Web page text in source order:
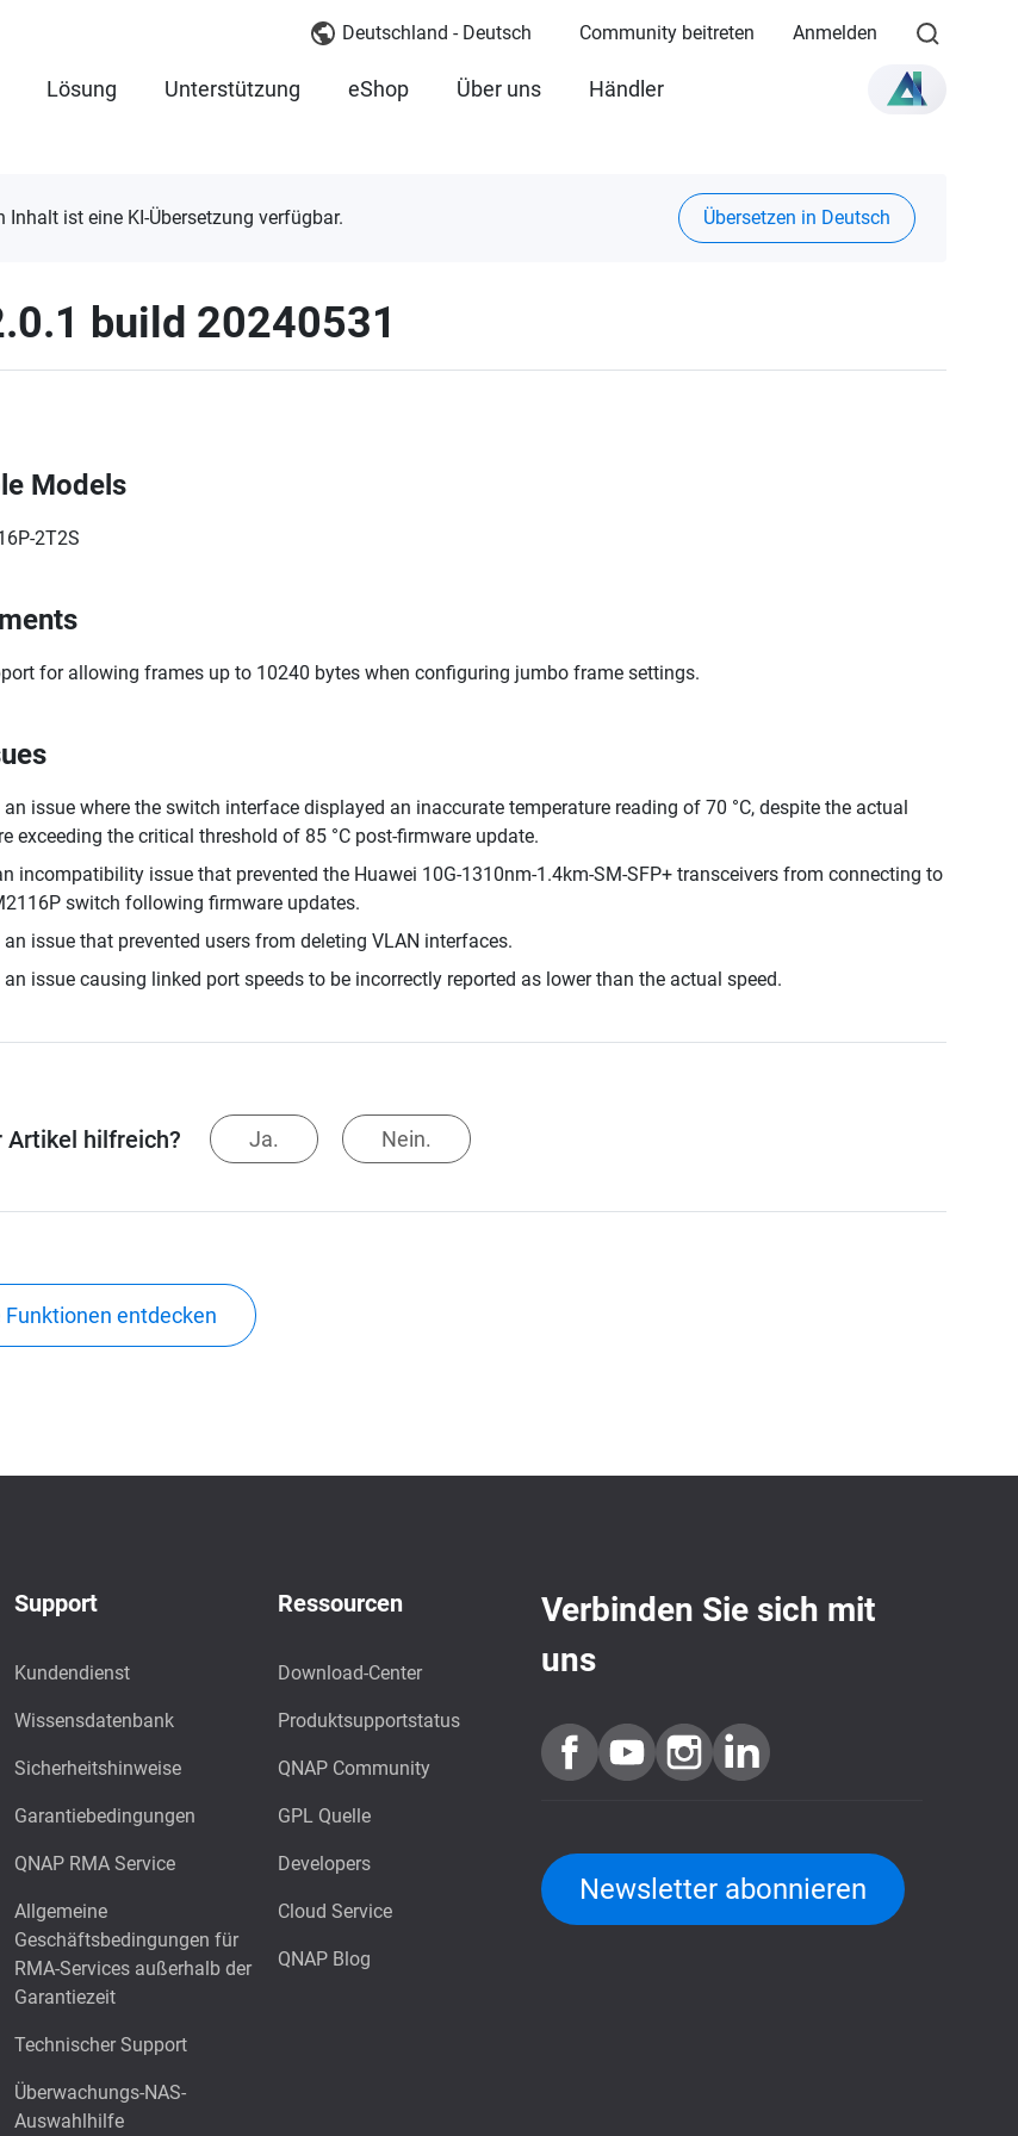
Deutschland - Deutsch Community beitreten Anmelden
Lösung Unterstützung eShop Über uns Händler
Inhalt ist eine KI-Übersetzung verfügbar. Übersetzen in Deutsch
build 20240531
Models
2T2S
for allowing frames up to 10240 bytes when configuring jumbo frame settings.
an issue where the switch interface displayed an inaccurate temperature reading of 70 °C, despite the actual
exceeding the critical threshold of 85 °C post-firmware update.
incompatibility issue that prevented the Huawei 10G-1310nm-1.4km-SM-SFP+ transceivers from connecting to
switch following firmware updates.
an issue that prevented users from deleting VLAN interfaces.
an issue causing linked port speeds to be incorrectly reported as lower than the actual speed.
Artikel hilfreich? Ja. Nein.
Funktionen entdecken
Support
Kundendienst
Wissensdatenbank
Sicherheitshinweise
Garantiebedingungen
QNAP RMA Service
Allgemeine
Geschäftsbedingungen für
RMA-Services außerhalb der
Garantiezeit
Technischer Support
Überwachungs-NAS-
Auswahlhilfe
Ressourcen
Download-Center
Produktsupportstatus
QNAP Community
GPL Quelle
Developers
Cloud Service
QNAP Blog
Verbinden Sie sich mit
uns
Newsletter abonnieren